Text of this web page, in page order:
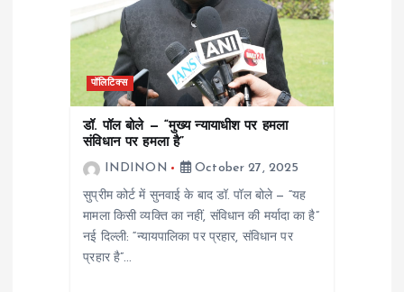
पॉलिटिक्स
डॉ. पॉल बोले — “मुख्य न्यायाधीश पर हमला
संविधान पर हमला है”
INDINON
October 27, 2025
सुप्रीम कोर्ट में सुनवाई के बाद डॉ. पॉल बोले — “यह
मामला किसी व्यक्ति का नहीं, संविधान की मर्यादा का है”
नई दिल्ली: “न्यायपालिका पर प्रहार, संविधान पर
प्रहार है”…